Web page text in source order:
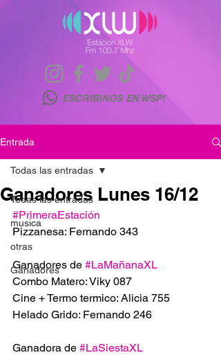
ESCRIBINOS EN WSP!
Entrada
Todas las entradas
musica
otras
Ganadores
Todas las entradas
Ganadores Lunes 16/12
#PrimeraEstación
Pizzanesa: Fernando 343
Ganadores de #LaMañanaXL
Combo Matero: Viky 087
Cine + Termo termico: Alicia 755
Helado Grido: Fernando 246
Ganadora de #LaSiestaXL